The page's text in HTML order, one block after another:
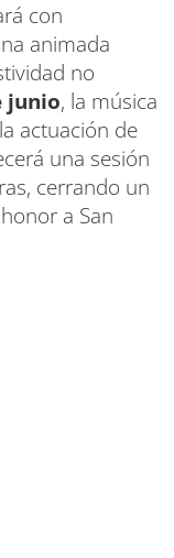
con
animada
no
junio, la música
actuación de
una sesión
cerrando un
a San